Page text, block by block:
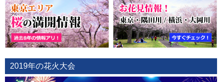
2019年の花火大会